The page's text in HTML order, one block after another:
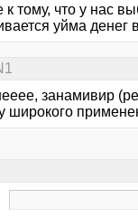
к тому, что у нас
уйма денег
занамивир
широкого